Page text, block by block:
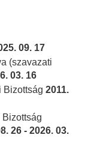
09. 17
(szavazati
03. 16
Bizottság 2011.
26 - 2026. 03.